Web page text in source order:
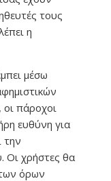
τους
η
μέσω
οι πάροχοι
ευθύνη για
την
Οι χρήστες θα
όρων